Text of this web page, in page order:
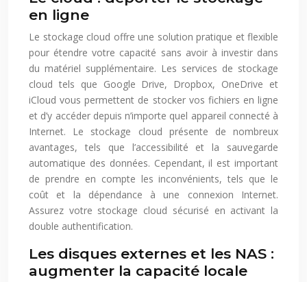
en ligne
Le stockage cloud offre une solution pratique et flexible
pour étendre votre capacité sans avoir à investir dans
du matériel supplémentaire. Les services de stockage
cloud tels que Google Drive, Dropbox, OneDrive et
iCloud vous permettent de stocker vos fichiers en ligne
et d’y accéder depuis n’importe quel appareil connecté à
Internet. Le stockage cloud présente de nombreux
avantages, tels que l’accessibilité et la sauvegarde
automatique des données. Cependant, il est important
de prendre en compte les inconvénients, tels que le
coût et la dépendance à une connexion Internet.
Assurez votre stockage cloud sécurisé en activant la
double authentification.
Les disques externes et les NAS :
augmenter la capacité locale